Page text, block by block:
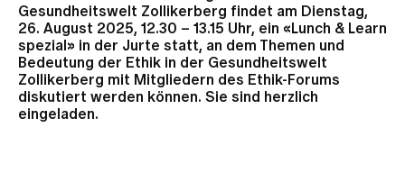
Gesundheitswelt Zollikerberg findet am Dienstag,
26. August 2025, 12.30 – 13.15 Uhr, ein «Lunch & Learn
spezial» in der Jurte statt, an dem Themen und
Bedeutung der Ethik in der Gesundheitswelt
Zollikerberg mit Mitgliedern des Ethik-Forums
diskutiert werden können. Sie sind herzlich
eingeladen.